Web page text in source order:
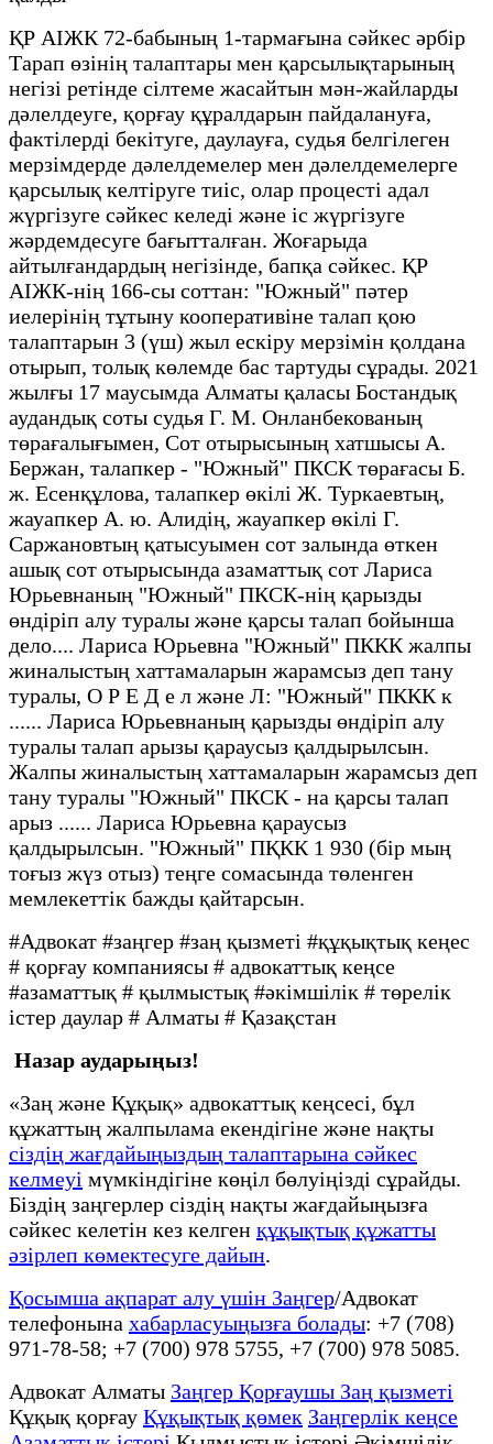
ҚР АІЖК 72-бабының 1-тармағына сәйкес әрбір
Тарап өзінің талаптары мен қарсылықтарының
негізі ретінде сілтеме жасайтын мән-жайларды
дәлелдеуге, қорғау құралдарын пайдалануға,
фактілерді бекітуге, даулауға, судья белгілеген
мерзімдерде дәлелдемелер мен дәлелдемелерге
қарсылық келтіруге тиіс, олар процесті адал
жүргізуге сәйкес келеді және іс жүргізуге
жәрдемдесуге бағытталған. Жоғарыда
айтылғандардың негізінде, бапқа сәйкес. ҚР
АІЖК-нің 166-сы соттан: "Южный" пәтер
иелерінің тұтыну кооперативіне талап қою
талаптарын 3 (үш) жыл ескіру мерзімін қолдана
отырып, толық көлемде бас тартуды сұрады. 2021
жылғы 17 маусымда Алматы қаласы Бостандық
аудандық соты судья Г. М. Онланбекованың
төрағалығымен, Сот отырысының хатшысы А.
Бержан, талапкер - "Южный" ПКСК төрағасы Б.
ж. Есенқұлова, талапкер өкілі Ж. Туркаевтың,
жауапкер А. ю. Алидің, жауапкер өкілі Г.
Саржановтың қатысуымен сот залында өткен
ашық сот отырысында азаматтық сот Лариса
Юрьевнаның "Южный" ПКСК-нің қарызды
өндіріп алу туралы және қарсы талап бойынша
дело.... Лариса Юрьевна "Южный" ПККК жалпы
жиналыстың хаттамаларын жарамсыз деп тану
туралы, О Р Е Д е л және Л: "Южный" ПККК к
...... Лариса Юрьевнаның қарызды өндіріп алу
туралы талап арызы қараусыз қалдырылсын.
Жалпы жиналыстың хаттамаларын жарамсыз деп
тану туралы "Южный" ПКСК - на қарсы талап
арыз ...... Лариса Юрьевна қараусыз
қалдырылсын. "Южный" ПҚКК 1 930 (бір мың
тоғыз жүз отыз) теңге сомасында төленген
мемлекеттік бажды қайтарсын.
#Адвокат #заңгер #заң қызметі #құқықтық кеңес
# қорғау компаниясы # адвокаттық кеңсе
#азаматтық # қылмыстық #әкімшілік # төрелік
істер даулар # Алматы # Қазақстан
Назар аударыңыз!
«Заң және Құқық» адвокаттық кеңсесі, бұл
құжаттың жалпылама екендігіне және нақты
сіздің жағдайыңыздың талаптарына сәйкес
келмеуі мүмкіндігіне көңіл бөлуіңізді сұрайды.
Біздің заңгерлер сіздің нақты жағдайыңызға
сәйкес келетін кез келген құқықтық құжатты
әзірлеп көмектесуге дайын.
Қосымша ақпарат алу үшін Заңгер/Адвокат
телефонына хабарласуыңызға болады: +7 (708)
971-78-58; +7 (700) 978 5755, +7 (700) 978 5085.
Адвокат Алматы Заңгер Қорғаушы Заң қызметі
Құқық қорғау Құқықтық қөмек Заңгерлік кеңсе